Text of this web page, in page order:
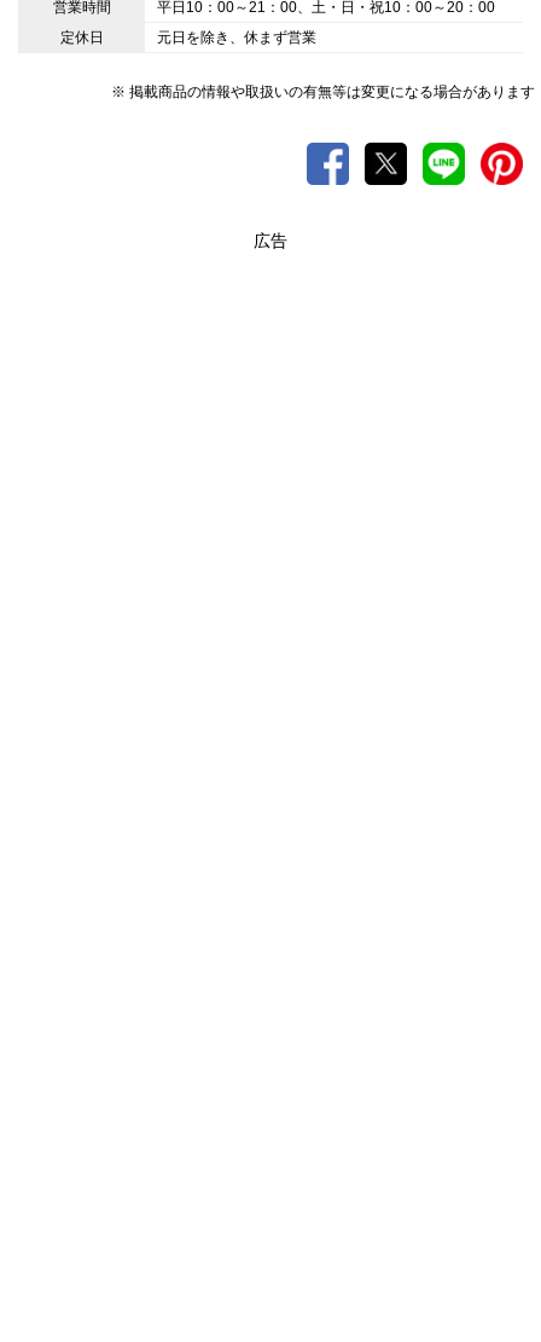
営業時間
平日10：00～21：00、土・日・祝10：00～20：00
定休日
元日を除き、休まず営業
※ 掲載商品の情報や取扱いの有無等は変更になる場合があります
広告